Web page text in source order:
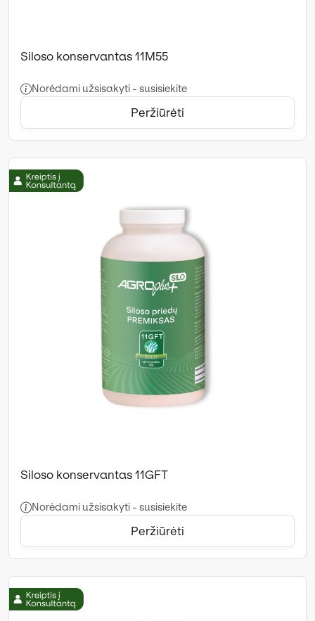
Siloso konservantas 11M55
Norėdami užsisakyti - susisiekite
Peržiūrėti
Siloso konservantas 11GFT
Norėdami užsisakyti - susisiekite
Peržiūrėti